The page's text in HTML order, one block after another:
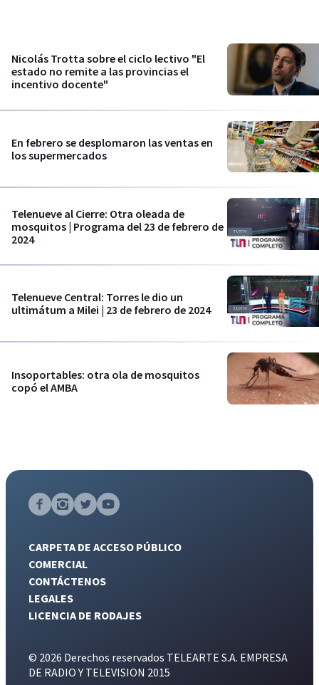
Nicolás Trotta sobre el ciclo lectivo "El
estado no remite a las provincias el
incentivo docente"
En febrero se desplomaron las ventas en
los supermercados
Telenueve al Cierre: Otra oleada de
mosquitos | Programa del 23 de febrero de
2024
Telenueve Central: Torres le dio un
ultimátum a Milei | 23 de febrero de 2024
Insoportables: otra ola de mosquitos
copó el AMBA
CARPETA DE ACCESO PÚBLICO
COMERCIAL
CONTÁCTENOS
LEGALES
LICENCIA DE RODAJES
© 2026 Derechos reservados TELEARTE S.A. EMPRESA
DE RADIO Y TELEVISION 2015